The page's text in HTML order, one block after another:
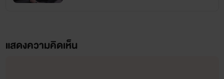
แสดงความคิดเห็น